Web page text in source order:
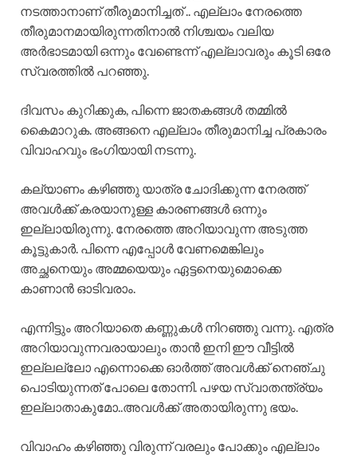
നടത്താനാണ് തീരുമാനിച്ചത് .. എല്ലാം നേരത്തെ
തീരുമാനമായിരുന്നതിനാൽ നിശ്ചയം വലിയ
അർഭാടമായി ഒന്നും വേണ്ടെന്ന് എല്ലാവരും കൂടി ഒരേ
സ്വരത്തിൽ പറഞ്ഞു.
ദിവസം കുറിക്കുക, പിന്നെ ജാതകങ്ങൾ തമ്മിൽ
കൈമാറുക. അങ്ങനെ എല്ലാം തീരുമാനിച്ച പ്രകാരം
വിവാഹവും ഭംഗിയായി നടന്നു.
കല്യാണം കഴിഞ്ഞു യാത്ര ചോദിക്കുന്ന നേരത്ത്
അവൾക്ക് കരയാനുള്ള കാരണങ്ങൾ ഒന്നും
ഇല്ലായിരുന്നു. നേരത്തെ അറിയാവുന്ന അടുത്ത
കൂട്ടുകാർ. പിന്നെ എപ്പോൾ വേണമെങ്കിലും
അച്ഛനെയും അമ്മയെയും ഏട്ടനെയുമൊക്കെ
കാണാൻ ഓടിവരാം.
എന്നിട്ടും അറിയാതെ കണ്ണുകൾ നിറഞ്ഞു വന്നു. എത്ര
അറിയാവുന്നവരായാലും താൻ ഇനി ഈ വീട്ടിൽ
ഇല്ലല്ലോ എന്നൊക്കെ ഓർത്ത് അവൾക്ക് നെഞ്ചു
പൊടിയുന്നത് പോലെ തോന്നി. പഴയ സ്വാതന്ത്ര്യം
ഇല്ലാതാകുമോ..അവൾക്ക് അതായിരുന്നു ഭയം.
വിവാഹം കഴിഞ്ഞു വിരുന്ന് വരലും പോക്കും എല്ലാം